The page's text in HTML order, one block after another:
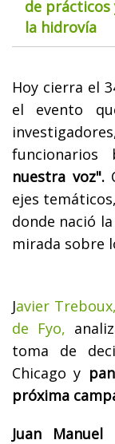
de prácticos
la hidrovía
Hoy cierra el
el evento
nuestra voz".
ejes
donde nació
mirada sobre
Javier
de Fyo,
toma de
Chicago y
próxima
Juan Manuel